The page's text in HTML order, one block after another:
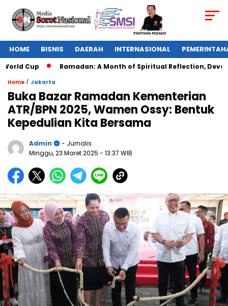
HOME BISNIS DAERAH INTERNASIONAL
Cup Ramadan: A Month of Spiritual Reflection,
Home / Jakarta
Buka Bazar Ramadan Kementerian
ATR/BPN 2025, Wamen Ossy: Bentuk
Kepedulian Kita Bersama
Admin
- Jurnalis
Minggu, 23 Maret 2025 - 13:37 WIB